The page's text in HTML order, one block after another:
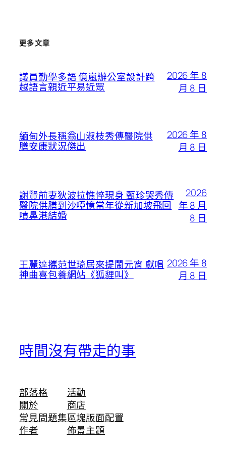
更多文章
議員勤學多語 億嵐辦公室設計跨
越語言親近平易近眾
2026 年 8
月 8 日
緬甸外長稱翁山淑枝秀傳醫院供
膳安康狀況傑出
2026 年 8
月 8 日
謝賢前妻狄波拉憔悴現身 甄珍哭秀傳
醫院供膳到沙啞憶當年從新加坡飛回
噴鼻港結婚
2026
年 8 月
8 日
王麗達攜范世琦居來提鬧元宵 獻唱
神曲喜包養網站《狐貍叫》
2026 年 8
月 8 日
時間沒有帶走的事
部落格
關於
常見問題集
作者
活動
商店
區塊版面配置
佈景主題